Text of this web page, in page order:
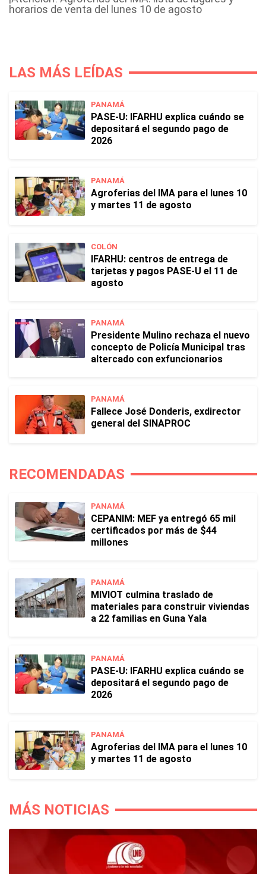
horarios de venta del lunes 10 de agosto
LAS MÁS LEÍDAS
PANAMÁ
PASE-U: IFARHU explica cuándo se
depositará el segundo pago de
2026
PANAMÁ
Agroferias del IMA para el lunes 10
y martes 11 de agosto
COLÓN
IFARHU: centros de entrega de
tarjetas y pagos PASE-U el 11 de
agosto
PANAMÁ
Presidente Mulino rechaza el nuevo
concepto de Policía Municipal tras
altercado con exfuncionarios
PANAMÁ
Fallece José Donderis, exdirector
general del SINAPROC
RECOMENDADAS
PANAMÁ
CEPANIM: MEF ya entregó 65 mil
certificados por más de $44
millones
PANAMÁ
MIVIOT culmina traslado de
materiales para construir viviendas
a 22 familias en Guna Yala
PANAMÁ
PASE-U: IFARHU explica cuándo se
depositará el segundo pago de
2026
PANAMÁ
Agroferias del IMA para el lunes 10
y martes 11 de agosto
MÁS NOTICIAS